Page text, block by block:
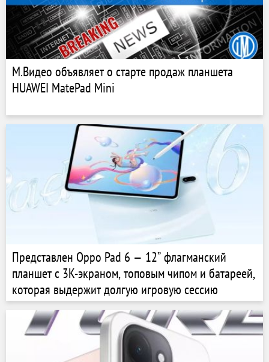
М.Видео объявляет о старте продаж планшета
HUAWEI MatePad Mini
Представлен Oppo Pad 6 — 12” флагманский
планшет с 3K-экраном, топовым чипом и батареей,
которая выдержит долгую игровую сессию